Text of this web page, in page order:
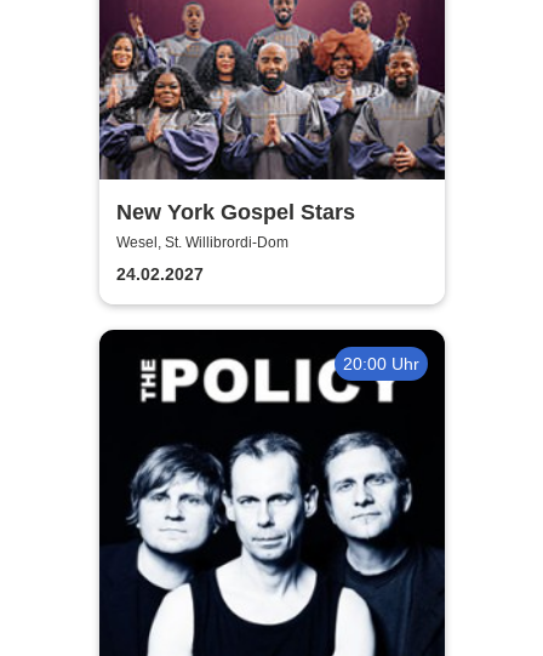
New York Gospel Stars
Wesel, St. Willibrordi-Dom
24.02.2027
20:00 Uhr